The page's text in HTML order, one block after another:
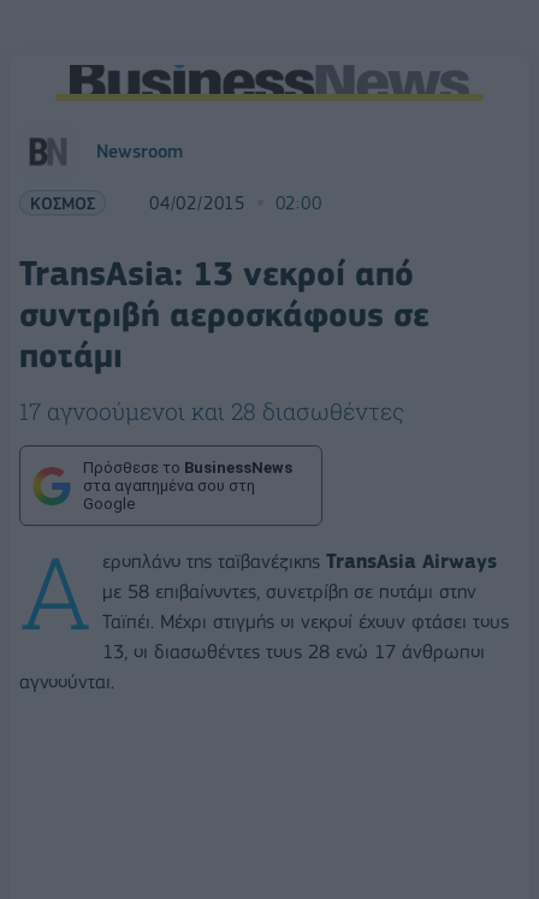
Newsroom
ΚΟΣΜΟΣ 04/02/2015 02:00
TransΑsia: 13 νεκροί από
συντριβή αεροσκάφους σε
ποτάμι
17 αγνοούμενοι και 28 διασωθέντες
Πρόσθεσε το BusinessNews
στα αγαπημένα σου στη
Google
Α εροπλάνο της ταϊβανέζικης TransΑsia Airways
με 58 επιβαίνοντες, συνετρίβη σε ποτάμι στην
Ταϊπέι. Μέχρι στιγμής οι νεκροί έχουν φτάσει τους
13, οι διασωθέντες τους 28 ενώ 17 άνθρωποι
αγνοούνται.